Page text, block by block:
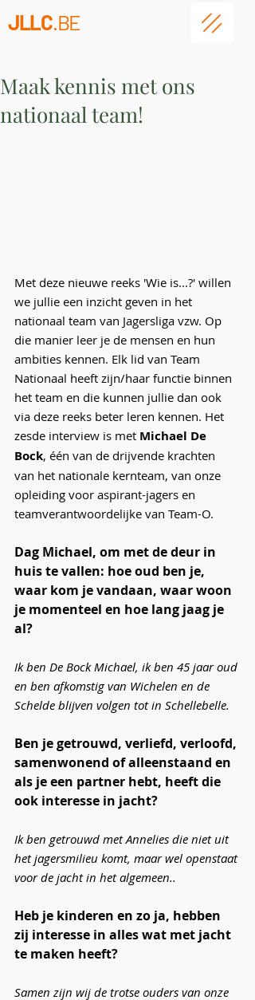
JLLC.BE
Maak kennis met ons
nationaal team!
Met deze nieuwe reeks 'Wie is...?' willen
we jullie een inzicht geven in het
nationaal team van Jagersliga vzw. Op
die manier leer je de mensen en hun
ambities kennen. Elk lid van Team
Nationaal heeft zijn/haar functie binnen
het team en die kunnen jullie dan ook
via deze reeks beter leren kennen. Het
zesde interview is met Michael De
Bock, één van de drijvende krachten
van het nationale kernteam, van onze
opleiding voor aspirant-jagers en
teamverantwoordelijke van Team-O.
Dag Michael, om met de deur in
huis te vallen: hoe oud ben je,
waar kom je vandaan, waar woon
je momenteel en hoe lang jaag je
al?
Ik ben De Bock Michael, ik ben 45 jaar oud
en ben afkomstig van Wichelen en de
Schelde blijven volgen tot in Schellebelle.
Ben je getrouwd, verliefd, verloofd,
samenwonend of alleenstaand en
als je een partner hebt, heeft die
ook interesse in jacht?
Ik ben getrouwd met Annelies die niet uit
het jagersmilieu komt, maar wel openstaat
voor de jacht in het algemeen..
Heb je kinderen en zo ja, hebben
zij interesse in alles wat met jacht
te maken heeft?
Samen zijn wij de trotse ouders van onze